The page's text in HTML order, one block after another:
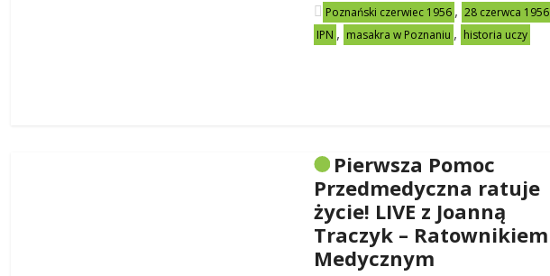
Poznański czerwiec 1956 , 28 czerwca 1956
IPN , masakra w Poznaniu , historia uczy
Pierwsza Pomoc
Przedmedyczna ratuje
życie! LIVE z Joanną
Traczyk – Ratownikiem
Medycznym